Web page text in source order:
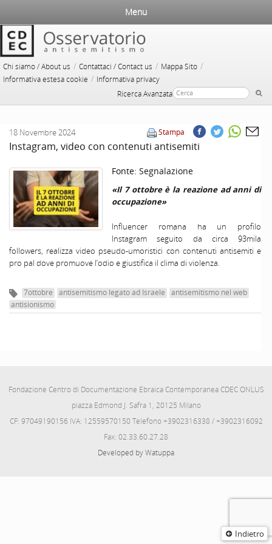
Chi siamo / About us / Contattaci / Contact us / Mappa Sito /
Informativa estesa cookie / Informativa privacy
Ricerca Avanzata
Menu
Indietro
Stampa
18 Novembre 2024
Instagram, video con contenuti antisemiti
Fonte: Segnalazione
«Il 7 ottobre è la reazione ad anni di
occupazione»
Influencer romana ha un profilo
Instagram seguito da circa 93mila
followers, realizza video pseudo-umoristici con contenuti antisemiti e
pro pal dove promuove l’odio e giustifica il clima di violenza.
7ottobre antisemitismo legato ad Israele
antisemitismo nel web
antisionismo
Fondazione Centro di Documentazione Ebraica Contemporanea CDEC ONLUS
piazza Edmond J. Safra 1, 20125 Milano
CF: 97049190156 IVA: 12559570150 Telefono +3902316338 / +3902316092
Fax: 02.33.60.27.28
Developed by Watuppa